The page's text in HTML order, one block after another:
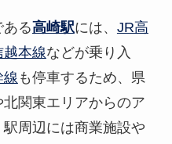
る高崎駅には、 JR高
本線などが乗り入
線 も停車するため、県
関東エリアからのア
周辺には商業施設や